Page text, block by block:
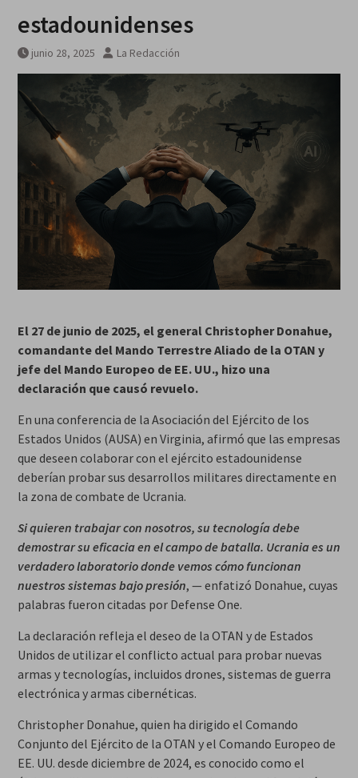
estadounidenses
junio 28, 2025 La Redacción
El 27 de junio de 2025, el general Christopher Donahue,
comandante del Mando Terrestre Aliado de la OTAN y
jefe del Mando Europeo de EE. UU., hizo una
declaración que causó revuelo.
En una conferencia de la Asociación del Ejército de los
Estados Unidos (AUSA) en Virginia, afirmó que las empresas
que deseen colaborar con el ejército estadounidense
deberían probar sus desarrollos militares directamente en
la zona de combate de Ucrania.
Si quieren trabajar con nosotros, su tecnología debe
demostrar su eficacia en el campo de batalla. Ucrania es un
verdadero laboratorio donde vemos cómo funcionan
nuestros sistemas bajo presión, — enfatizó Donahue, cuyas
palabras fueron citadas por Defense One.
La declaración refleja el deseo de la OTAN y de Estados
Unidos de utilizar el conflicto actual para probar nuevas
armas y tecnologías, incluidos drones, sistemas de guerra
electrónica y armas cibernéticas.
Christopher Donahue, quien ha dirigido el Comando
Conjunto del Ejército de la OTAN y el Comando Europeo de
EE. UU. desde diciembre de 2024, es conocido como el